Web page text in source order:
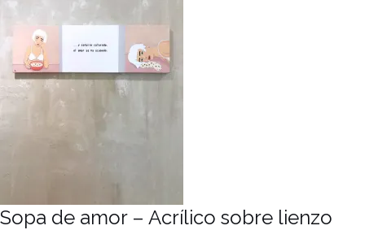
Sopa de amor – Acrílico sobre lienzo